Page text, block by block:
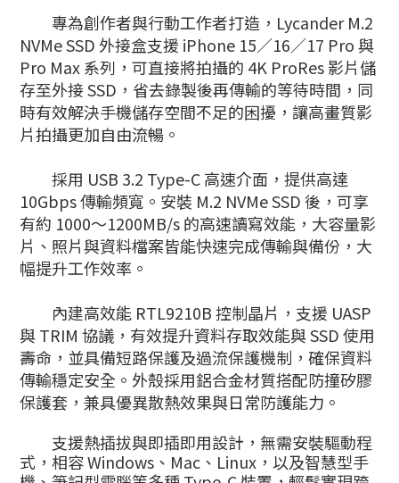
專為創作者與行動工作者打造，Lycander M.2
NVMe SSD 外接盒支援 iPhone 15／16／17 Pro 與
Pro Max 系列，可直接將拍攝的 4K ProRes 影片儲
存至外接 SSD，省去錄製後再傳輸的等待時間，同
時有效解決手機儲存空間不足的困擾，讓高畫質影
片拍攝更加自由流暢。
採用 USB 3.2 Type-C 高速介面，提供高達
10Gbps 傳輸頻寬。安裝 M.2 NVMe SSD 後，可享
有約 1000～1200MB/s 的高速讀寫效能，大容量影
片、照片與資料檔案皆能快速完成傳輸與備份，大
幅提升工作效率。
內建高效能 RTL9210B 控制晶片，支援 UASP
與 TRIM 協議，有效提升資料存取效能與 SSD 使用
壽命，並具備短路保護及過流保護機制，確保資料
傳輸穩定安全。外殼採用鋁合金材質搭配防撞矽膠
保護套，兼具優異散熱效果與日常防護能力。
支援熱插拔與即插即用設計，無需安裝驅動程
式，相容 Windows、Mac、Linux，以及智慧型手